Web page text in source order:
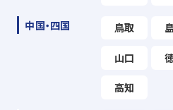
中国・四国 鳥取
山口
高知